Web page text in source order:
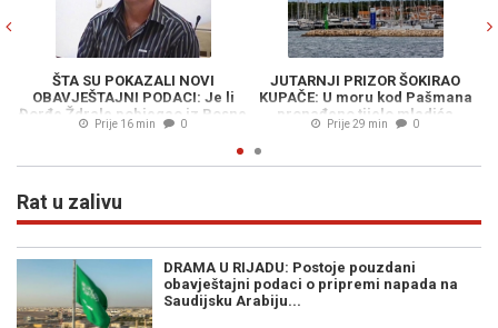
ŠTA SU POKAZALI NOVI
OBAVJEŠTAJNI PODACI: Je li
Đorđe Ždrale pobjegao iz Bosne
i Hercegovine?
Prije 16 min 0
JUTARNJI PRIZOR ŠOKIRAO
KUPAČE: U moru kod Pašmana
pronađeno tijelo mladića
Prije 29 min 0
Rat u zalivu
DRAMA U RIJADU: Postoje pouzdani
obavještajni podaci o pripremi napada na
Saudijsku Arabiju...